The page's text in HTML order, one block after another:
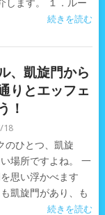
します。 １．ルー
続きを読む
、凱旋門から
りとエッフェ
！
18
のひとつ、凱旋
場所ですよね。 一
思い浮かべます
凱旋門があり、も
続きを読む